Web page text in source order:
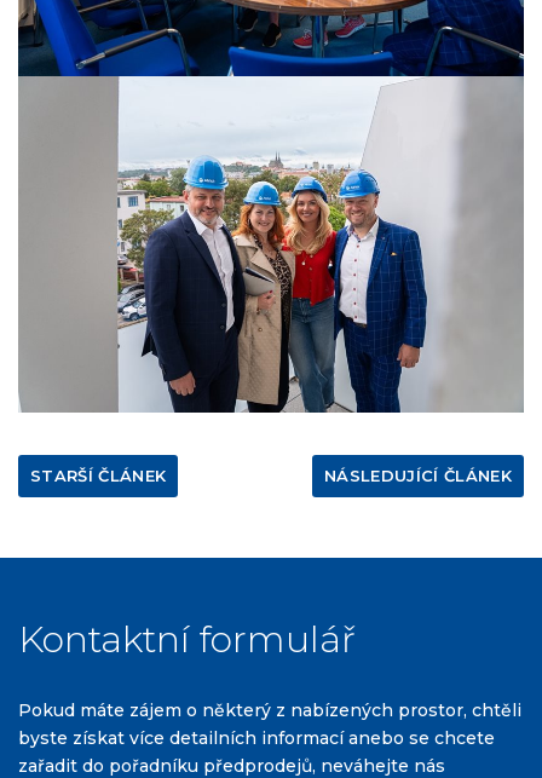
STARŠÍ ČLÁNEK NÁSLEDUJÍCÍ ČLÁNEK
Kontaktní formulář
Pokud máte zájem o některý z nabízených prostor, chtěli
byste získat více detailních informací anebo se chcete
zařadit do pořadníku předprodejů, neváhejte nás